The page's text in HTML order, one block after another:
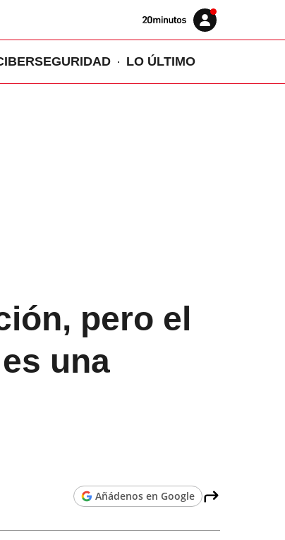
Volver
Iniciar
sesión
LO ÚLTIMO
pero el
una
Añádenos en Google